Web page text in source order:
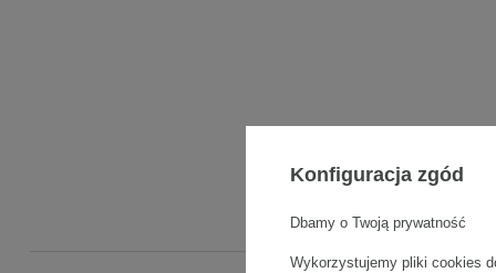
Konfiguracja zgód
Dbamy o Twoją prywatność
Wykorzystujemy pliki cookies